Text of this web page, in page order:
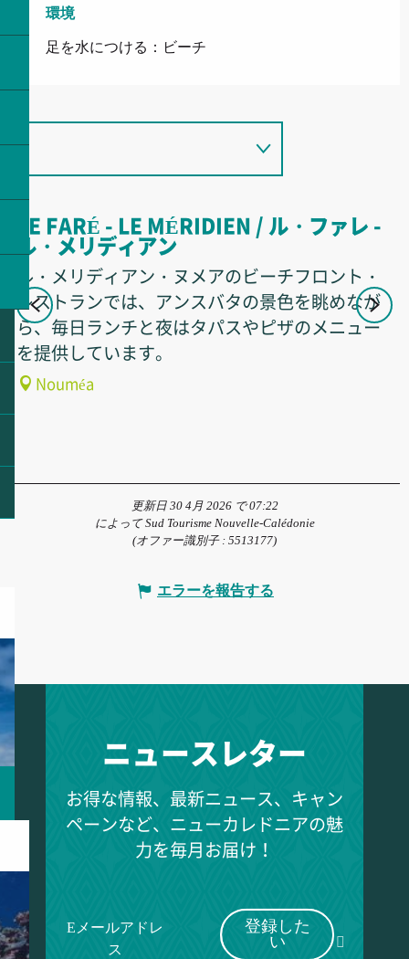
環境
環境
足を水につける：ビーチ
LE FARÉ - LE MÉRIDIEN / ル・ファレ -
ル・メリディアン
ル・メリディアン・ヌメアのビーチフロント・
レストランでは、アンスバタの景色を眺めなが
ら、毎日ランチと夜はタパスやピザのメニュー
を提供しています。
Nouméa
更新日 30 4月 2026 で 07:22
によって Sud Tourisme Nouvelle-Calédonie
(オファー識別子 : 5513177)
エラーを報告する
ニュースレター
お得な情報、最新ニュース、キャン
ペーンなど、ニューカレドニアの魅
力を毎月お届け！
Eメールアドレ
ス
登録した
い